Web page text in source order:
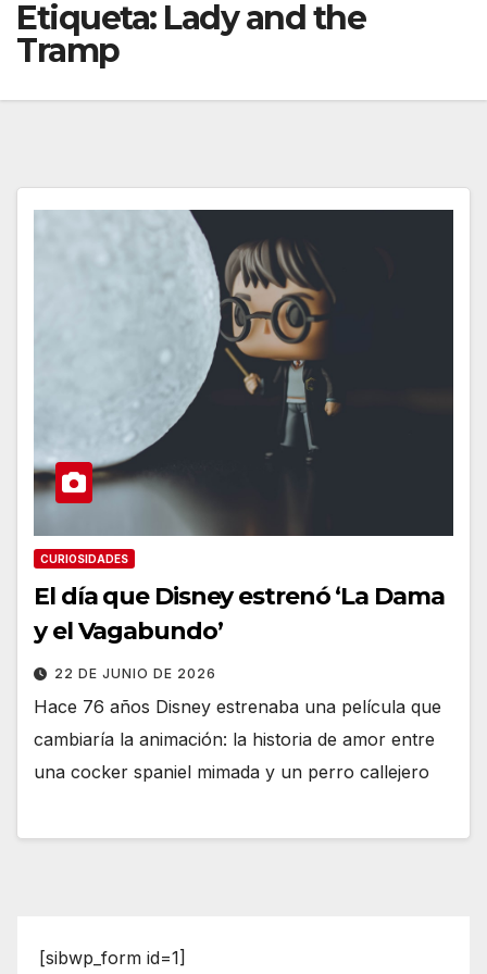
Etiqueta: Lady and the
Tramp
CURIOSIDADES
El día que Disney estrenó ‘La Dama
y el Vagabundo’
22 DE JUNIO DE 2026
Hace 76 años Disney estrenaba una película que
cambiaría la animación: la historia de amor entre
una cocker spaniel mimada y un perro callejero
[sibwp_form id=1]